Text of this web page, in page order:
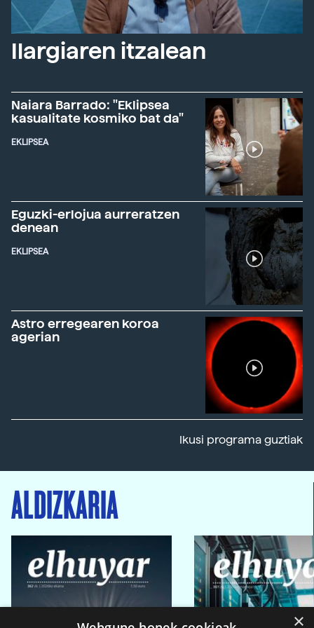
Ilargiaren itzalean
Naiara Barrado: "Eklipsea
kasualitate kosmiko bat da"
EKLIPSEA
Eguzki-erlojua aurreratzen
denean
EKLIPSEA
Astro erregearen koroa
agerian
Ikusi programa guztiak
ALDIZKARIA
×